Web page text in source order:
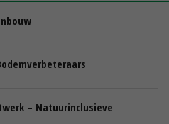
– Natuurinclusieve